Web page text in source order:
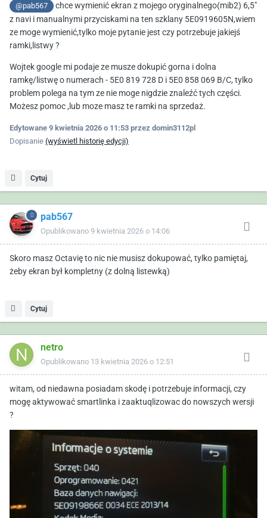
@pab567
chce wymienić ekran z mojego oryginalnego(mib2) 6,5"
z navi i manualnymi przyciskami na ten szklany 5E0919605N,wiem
ze moge wymienić,tylko moje pytanie jest czy potrzebuje jakiejś
ramki,listwy ?
Wojtek google mi podaje ze musze dokupić gorna i dolna
ramkę/listwę o numerach - 5E0 819 728 D i 5E0 858 069 B/C, tylko
problem polega na tym ze nie moge nigdzie znaleźć tych części.
Możesz pomoc ,lub moze masz te ramki na sprzedaż.
Edytowane 9 kwietnia 2026 o 11:53 przez domin3112pl
Dopisanie (wyświetl historię edycji)
Cytuj
pab567
Opublikowano 9 kwietnia 2026 o 14:06
Skoro masz Octavię to nic nie musisz dokupować, tylko pamiętaj,
żeby ekran był kompletny (z dolną listewką)
Cytuj
netro
Opublikowano 13 kwietnia 2026 o 12:51
witam, od niedawna posiadam skodę i potrzebuje informacji, czy
mogę aktywować smartlinka i zaaktuqlizowac do nowszych wersji
?